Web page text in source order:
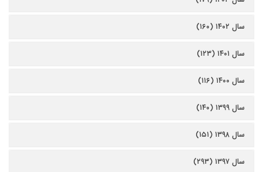
سال ۱۴۰۲ (۱۶۰)
سال ۱۴۰۱ (۱۲۳)
سال ۱۴۰۰ (۱۱۶)
سال ۱۳۹۹ (۱۴۰)
سال ۱۳۹۸ (۱۵۱)
سال ۱۳۹۷ (۲۹۳)